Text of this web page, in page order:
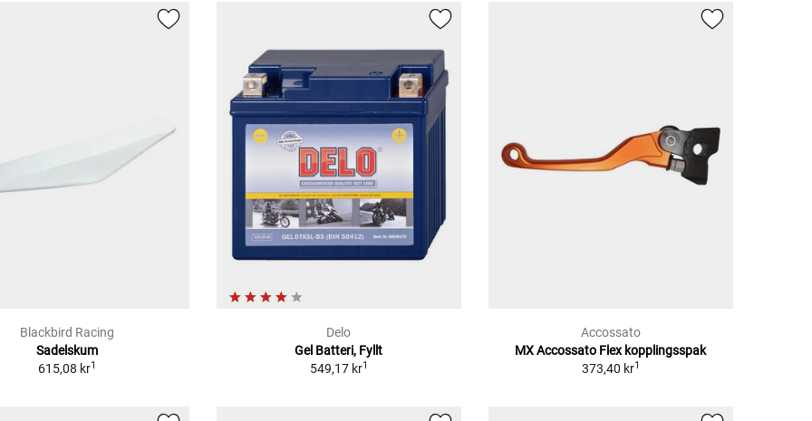
Blackbird Racing
Sadelskum
615,08 kr1
Delo
Gel Batteri, Fyllt
549,17 kr1
Accossato
MX Accossato Flex kopplingsspak
373,40 kr1